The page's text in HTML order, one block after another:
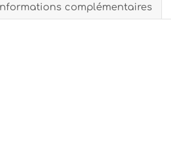
Informations complémentaires